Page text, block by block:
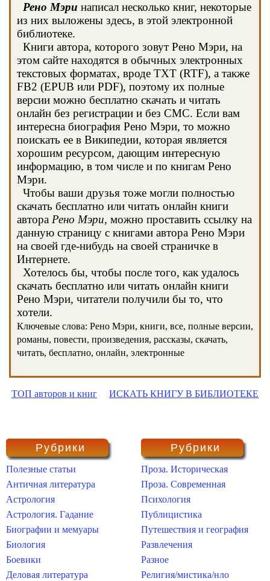
Рено Мэри написал несколько книг, некоторые
из них выложены здесь, в этой электронной
библиотеке.
Книги автора, которого зовут Рено Мэри, на
этом сайте находятся в обычных электронных
текстовых форматах, вроде TXT (RTF), а также
FB2 (EPUB или PDF), поэтому их полные
версии можно бесплатно скачать и читать
онлайн без регистрации и без СМС. Если вам
интересна биография Рено Мэри, то можно
поискать ее в Википедии, которая является
хорошим ресурсом, дающим интересную
информацию, в том числе и по книгам Рено
Мэри.
Чтобы ваши друзья тоже могли полностью
скачать бесплатно или читать онлайн книги
автора Рено Мэри, можно проставить ссылку на
данную страницу с книгами автора Рено Мэри
на своей где-нибудь на своей страничке в
Интернете.
Хотелось бы, чтобы после того, как удалось
скачать бесплатно или читать онлайн книги
Рено Мэри, читатели получили бы то, что
хотели.
Ключевые слова: Рено Мэри, книги, все, полные версии,
романы, повести, произведения, рассказы, скачать,
читать, бесплатно, онлайн, электронные
ТОП авторов и книг ИСКАТЬ КНИГУ В БИБЛИОТЕКЕ
Рубрики
Полезные статьи
Античная литература
Астрология
Астрология. Гадание
Биографии и мемуары
Биология
Боевики
Деловая литература
Рубрики
Проза. Историческая
Проза. Современная
Психология
Публицистика
Путешествия и география
Развлечения
Разное
Религия/мистика/нло